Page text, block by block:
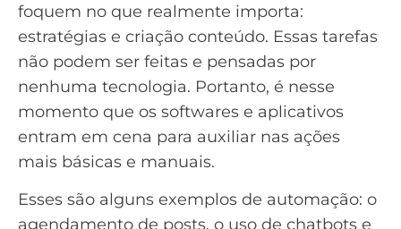
foquem no que realmente importa:
estratégias e criação conteúdo. Essas tarefas
não podem ser feitas e pensadas por
nenhuma tecnologia. Portanto, é nesse
momento que os softwares e aplicativos
entram em cena para auxiliar nas ações
mais básicas e manuais.
Esses são alguns exemplos de automação: o
agendamento de posts, o uso de chatbots e